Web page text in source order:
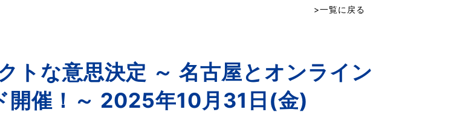
>一覧に戻る
トな意思決定 ～ 名古屋とオンライン
開催！～ 2025年10月31日(金)